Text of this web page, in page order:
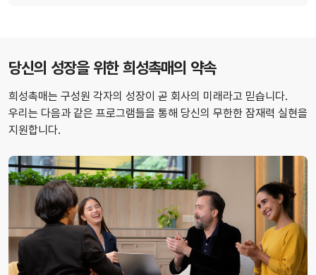
당신의 성장을 위한 희성촉매의 약속
희성촉매는 구성원 각자의 성장이 곧 회사의 미래라고 믿습니다.
우리는 다음과 같은 프로그램들을 통해 당신의 무한한 잠재력 실현을
지원합니다.